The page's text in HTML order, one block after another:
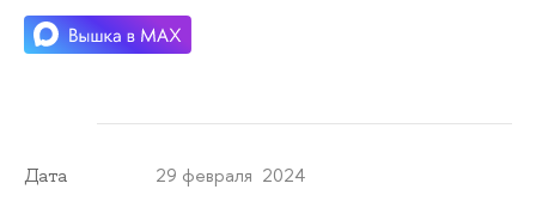
Дата 29 февраля 2024